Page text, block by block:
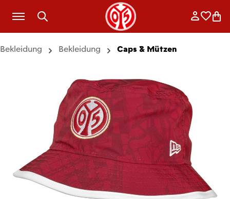
Zum Hauptinhalt springen
Bekleidung Bekleidung Caps & Mützen